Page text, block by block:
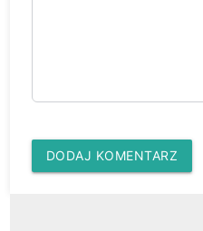
DODAJ KOMENTARZ